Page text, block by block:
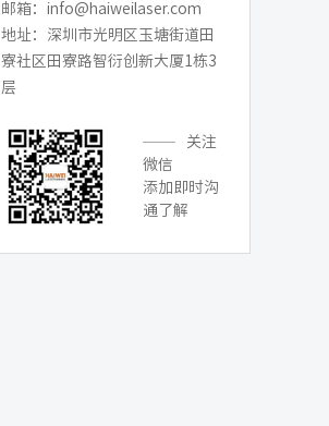
邮箱：info@haiweilaser.com
地址：深圳市光明区玉塘街道田
寮社区田寮路智衍创新大厦1栋3
层
关注
微信
添加即时沟
通了解